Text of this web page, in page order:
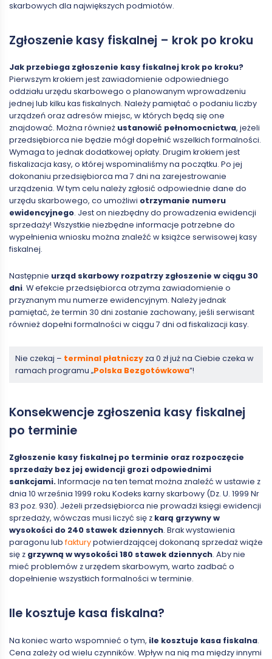
skarbowych dla największych podmiotów.
Zgłoszenie kasy fiskalnej – krok po kroku
Jak przebiega zgłoszenie kasy fiskalnej krok po kroku?
Pierwszym krokiem jest zawiadomienie odpowiedniego
oddziału urzędu skarbowego o planowanym wprowadzeniu
jednej lub kilku kas fiskalnych. Należy pamiętać o podaniu liczby
urządzeń oraz adresów miejsc, w których będą się one
znajdować. Można również ustanowić pełnomocnictwa, jeżeli
przedsiębiorca nie będzie mógł dopełnić wszelkich formalności.
Wymaga to jednak dodatkowej opłaty. Drugim krokiem jest
fiskalizacja kasy, o której wspominaliśmy na początku. Po jej
dokonaniu przedsiębiorca ma 7 dni na zarejestrowanie
urządzenia. W tym celu należy zgłosić odpowiednie dane do
urzędu skarbowego, co umożliwi otrzymanie numeru
ewidencyjnego. Jest on niezbędny do prowadzenia ewidencji
sprzedaży! Wszystkie niezbędne informacje potrzebne do
wypełnienia wniosku można znaleźć w książce serwisowej kasy
fiskalnej.
Następnie urząd skarbowy rozpatrzy zgłoszenie w ciągu 30
dni. W efekcie przedsiębiorca otrzyma zawiadomienie o
przyznanym mu numerze ewidencyjnym. Należy jednak
pamiętać, że termin 30 dni zostanie zachowany, jeśli serwisant
również dopełni formalności w ciągu 7 dni od fiskalizacji kasy.
Nie czekaj – terminal płatniczy za 0 zł już na Ciebie czeka w
ramach programu „Polska Bezgotówkowa”!
Konsekwencje zgłoszenia kasy fiskalnej
po terminie
Zgłoszenie kasy fiskalnej po terminie oraz rozpoczęcie
sprzedaży bez jej ewidencji grozi odpowiednimi
sankcjami.Informacje na ten temat można znaleźć w ustawie z
dnia 10 września 1999 roku Kodeks karny skarbowy (Dz. U. 1999 Nr
83 poz. 930). Jeżeli przedsiębiorca nie prowadzi księgi ewidencji
sprzedaży, wówczas musi liczyć się z karą grzywny w
wysokości do 240 stawek dziennych. Brak wystawienia
paragonu lubfakturypotwierdzającej dokonaną sprzedaż wiąże
się z grzywną w wysokości 180 stawek dziennych. Aby nie
mieć problemów z urzędem skarbowym, warto zadbać o
dopełnienie wszystkich formalności w terminie.
Ile kosztuje kasa fiskalna?
Na koniec warto wspomnieć o tym, ile kosztuje kasa fiskalna.
Cena zależy od wielu czynników. Wpływ na nią ma między innymi